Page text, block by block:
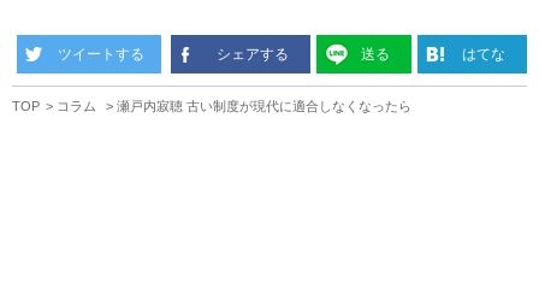
ツイートする シェアする 送る はてな
TOP コラム 瀬戸内寂聴 古い制度が現代に適合しなくなったら